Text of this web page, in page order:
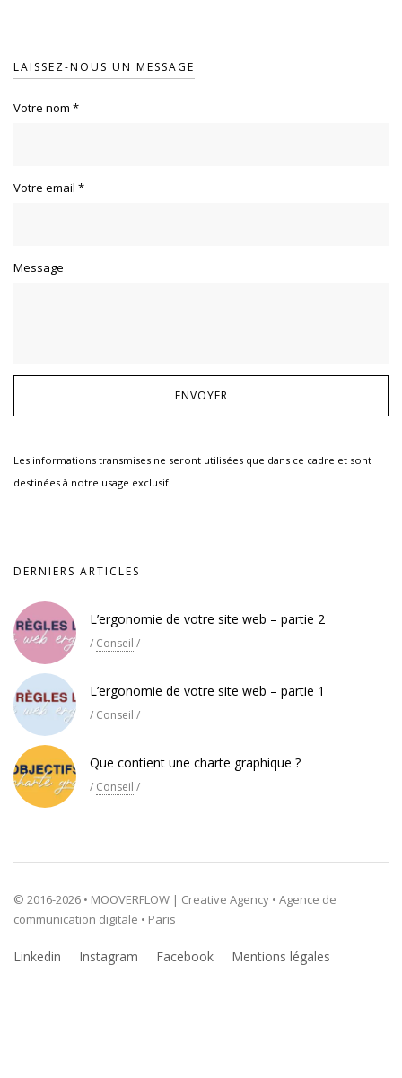
LAISSEZ-NOUS UN MESSAGE
Votre nom *
Votre email *
Message
Les informations transmises ne seront utilisées que dans ce cadre et sont
destinées à notre usage exclusif.
DERNIERS ARTICLES
L’ergonomie de votre site web – partie 2
/ Conseil /
L’ergonomie de votre site web – partie 1
/ Conseil /
Que contient une charte graphique ?
/ Conseil /
© 2016-2026 • MOOVERFLOW | Creative Agency • Agence de
communication digitale • Paris
Linkedin Instagram Facebook Mentions légales